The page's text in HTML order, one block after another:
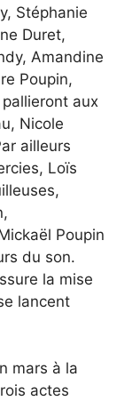
Stéphanie
Duret,
Amandine
Poupin,
aux
Nicole
ailleurs
Loïs
Poupin
du son.
la mise
lancent
mars à la
actes